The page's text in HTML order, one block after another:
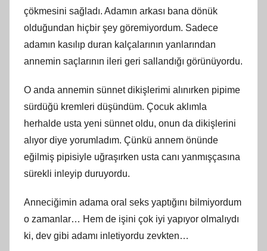
çökmesini sağladı. Adamın arkası bana dönük
olduğundan hiçbir şey göremiyordum. Sadece
adamın kasılıp duran kalçalarının yanlarından
annemin saçlarının ileri geri sallandığı görünüyordu.
O anda annemin sünnet dikişlerimi alınırken pipime
sürdüğü kremleri düşündüm. Çocuk aklımla
herhalde usta yeni sünnet oldu, onun da dikişlerini
alıyor diye yorumladım. Çünkü annem önünde
eğilmiş pipisiyle uğraşırken usta canı yanmışçasına
sürekli inleyip duruyordu.
Anneciğimin adama oral seks yaptığını bilmiyordum
o zamanlar… Hem de işini çok iyi yapıyor olmalıydı
ki, dev gibi adamı inletiyordu zevkten…